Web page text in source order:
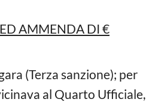
AMMENDA DI €
(Terza sanzione); per
al Quarto Ufficiale,